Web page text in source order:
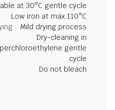
at 30°C gentle cycle
Low iron at max 110°C
Mild drying process
Dry-cleaning in
perchloroethylene gentle
cycle
Do not bleach